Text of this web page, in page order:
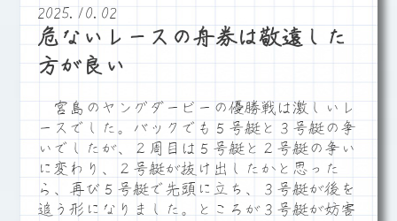
2025.10.02
危ないレースの舟券は敬遠した
方が良い
宮島のヤングダービーの優勝戦は激しいレ
ースでした。バックでも５号艇と３号艇の争
いでしたが、２周目は５号艇と２号艇の争い
に変わり、２号艇が抜け出したかと思った
ら、再び５号艇で先頭に立ち、３号艇が後を
追う形になりました。ところが３号艇が妨害